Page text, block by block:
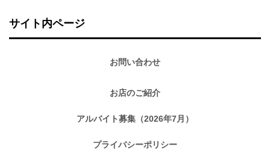
サイト内ページ
お問い合わせ
お店のご紹介
アルバイト募集（2026年7月）
プライバシーポリシー